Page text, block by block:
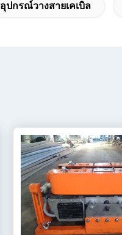
อุปกรณ์วางสายเคเบิล